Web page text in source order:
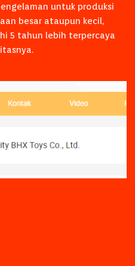
untuk produksi
besar ataupun kecil,
5 tahun lebih terpercaya